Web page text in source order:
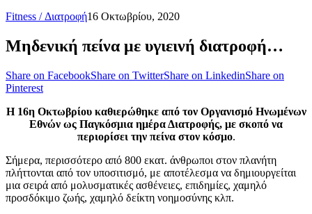
Fitness / Διατροφή16 Οκτωβρίου, 2020
Μηδενική πείνα με υγιεινή διατροφή…
Share on FacebookShare on TwitterShare on LinkedinShare on
Pinterest
H 16η Οκτωβρίου καθιερώθηκε από τον Οργανισμό Ηνωμένων
Εθνών ως Παγκόσμια ημέρα Διατροφής, με σκοπό να
περιορίσει την πείνα στον κόσμο.
Σήμερα, περισσότερo από 800 εκατ. άνθρωποι στον πλανήτη
πλήττονται από τον υποσιτισμό, με αποτέλεσμα να δημιουργείται
μια σειρά από μολυσματικές ασθένειες, επιδημίες, χαμηλό
προσδόκιμο ζωής, χαμηλό δείκτη νοημοσύνης κλπ.